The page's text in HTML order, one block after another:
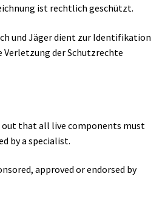
ist rechtlich geschützt.
und Jäger dient zur Identifikation
Verletzung der Schutzrechte
that all live components must
by a specialist.
approved or endorsed by